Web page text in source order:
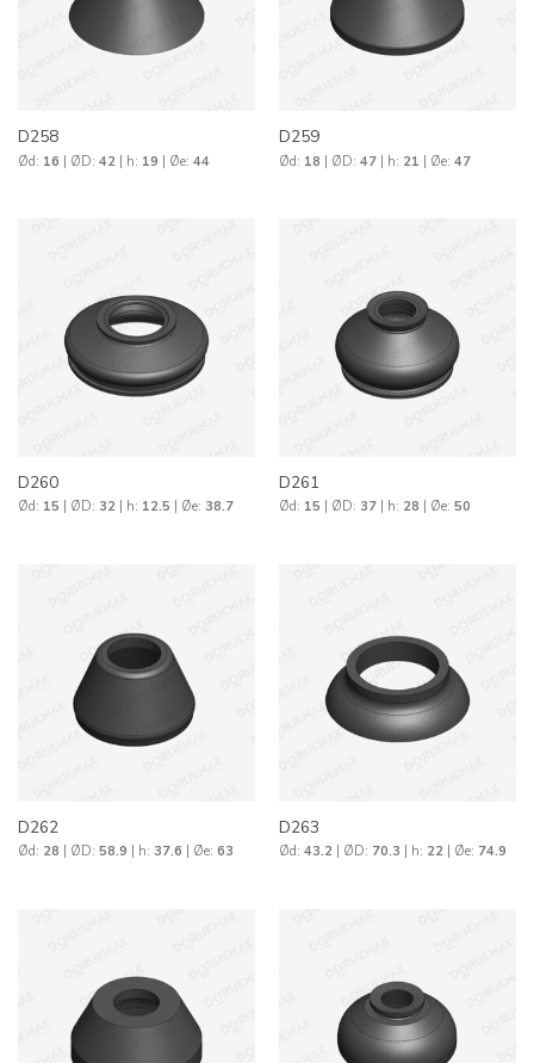
D258
Ød: 16 | ØD: 42| h: 19 | Øe: 44
D259
Ød: 18 | ØD: 47| h: 21 | Øe: 47
D260
Ød: 15 | ØD: 32| h: 12.5 | Øe: 38.7
D261
Ød: 15 | ØD: 37| h: 28 | Øe: 50
D262
Ød: 28 | ØD: 58.9 | h: 37.6 | Øe: 63
D263
Ød: 43.2| ØD: 70.3 | h: 22| Øe: 74.9